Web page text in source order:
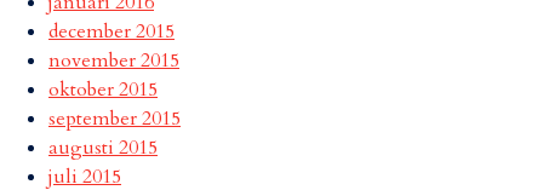
december 2015
november 2015
oktober 2015
september 2015
augusti 2015
juli 2015